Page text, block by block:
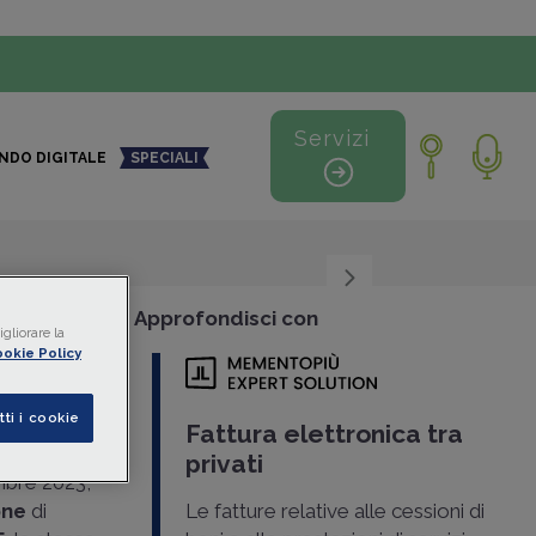
DIGITALE SPECIALI
Servizi
in
2023,
di
+ Approfondisci con
Fattura elettronica tra
privati
Le fatture relative alle cessioni di
la
Policy
i cookie